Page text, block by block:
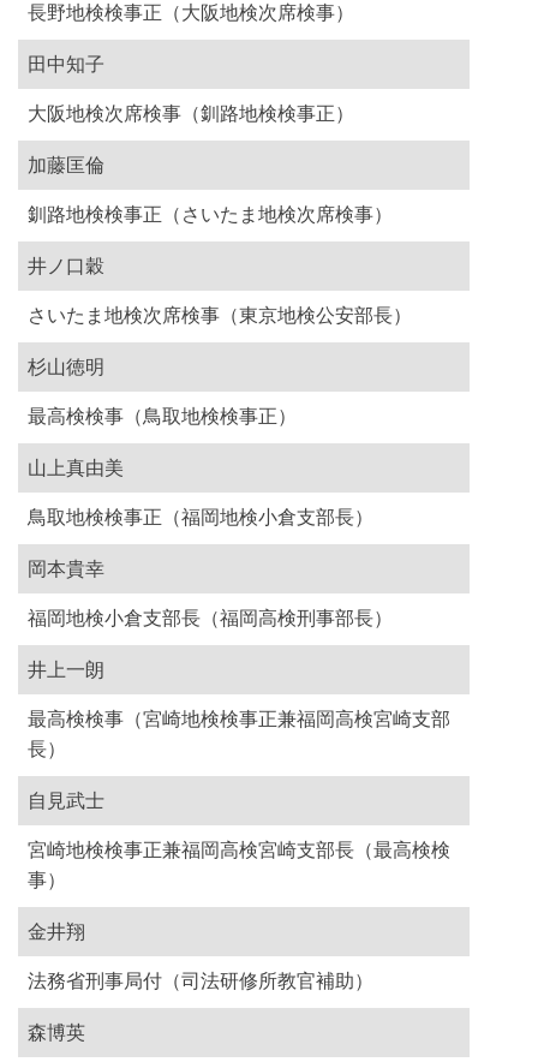
長野地検検事正（大阪地検次席検事）
田中知子
大阪地検次席検事（釧路地検検事正）
加藤匡倫
釧路地検検事正（さいたま地検次席検事）
井ノ口穀
さいたま地検次席検事（東京地検公安部長）
杉山徳明
最高検検事（鳥取地検検事正）
山上真由美
鳥取地検検事正（福岡地検小倉支部長）
岡本貴幸
福岡地検小倉支部長（福岡高検刑事部長）
井上一朗
最高検検事（宮崎地検検事正兼福岡高検宮崎支部
長）
自見武士
宮崎地検検事正兼福岡高検宮崎支部長（最高検検
事）
金井翔
法務省刑事局付（司法研修所教官補助）
森博英